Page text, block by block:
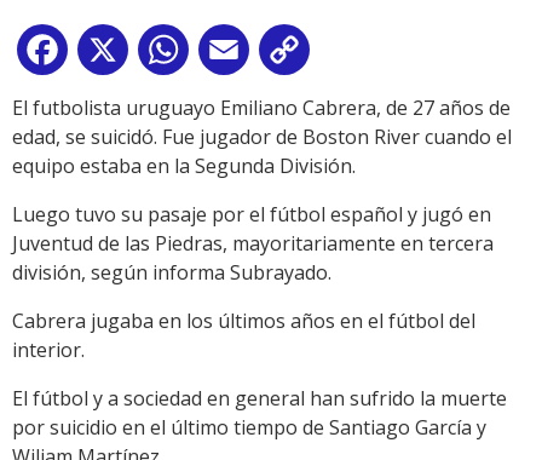
Facebook
X WhatsApp
Email
Link
El futbolista uruguayo Emiliano Cabrera, de 27 años de
edad, se suicidó. Fue jugador de Boston River cuando el
equipo estaba en la Segunda División.
Luego tuvo su pasaje por el fútbol español y jugó en
Juventud de las Piedras, mayoritariamente en tercera
división, según informa Subrayado.
Cabrera jugaba en los últimos años en el fútbol del
interior.
El fútbol y a sociedad en general han sufrido la muerte
por suicidio en el último tiempo de Santiago García y